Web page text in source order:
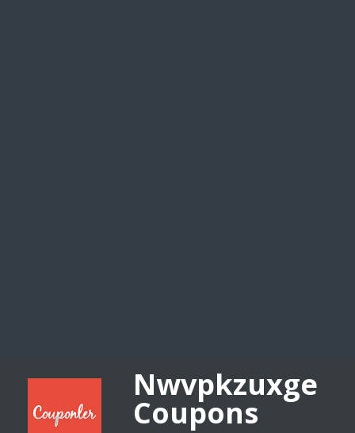
Nwvpkzuxge
Coupons